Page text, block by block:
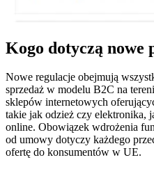
Kogo dotyczą nowe
Nowe regulacje obejmują
sprzedaż w modelu B2C na
sklepów internetowych
takie jak odzież czy elektronika,
online. Obowiązek wdrożenia
od umowy dotyczy każdego
ofertę do konsumentów w UE.